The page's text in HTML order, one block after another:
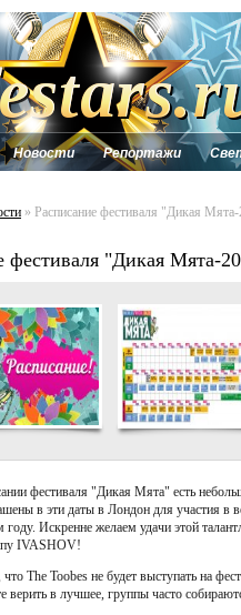
Новости Репортажи
» Расписание фестиваля "Дикая
фестиваля "Дикая Мята-
фестиваля "Дикая Мята" есть
в эти даты в Лондон для участия в
Искренне желаем удачи этой
IVASHOV!
The Toobes не будет выступать на
верить в лучшее, группы часто